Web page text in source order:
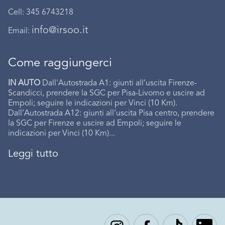
Cell: 345 6743218
Email: info@irsoo.it
Come raggiungerci
IN AUTODall'Autostrada A1: giunti all’uscita Firenze-
Scandicci, prendere la SGC per Pisa-Livorno e uscire ad
Empoli; seguire le indicazioni per Vinci (10 Km).
Dall’Autostrada A12: giunti all’uscita Pisa centro, prendere
la SGC per Firenze e uscire ad Empoli; seguire le
indicazioni per Vinci (10 Km)...
Leggi tutto